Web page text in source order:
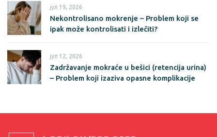
јул 19, 2026
Nekontrolisano mokrenje – Problem koji se
ipak može kontrolisati i izlečiti?
јул 12, 2026
Zadržavanje mokraće u bešici (retencija urina)
– Problem koji izaziva opasne komplikacije